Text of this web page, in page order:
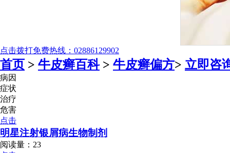
点击拨打免费热线：02886129902
首页 > 牛皮癣百科> 牛皮癣偏方> 立即咨
病因
症状
治疗
危害
点击
明星注射银屑病生物制剂
阅读量：23